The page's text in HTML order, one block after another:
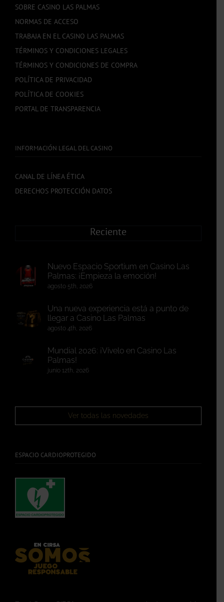
SOBRE CASINO LAS PALMAS
NORMAS DE ACCESO
TRABAJA EN EL CASINO LAS PALMAS
TÉRMINOS Y CONDICIONES LEGALES
TÉRMINOS Y CONDICIONES DE COMPRA
POLÍTICA DE PRIVACIDAD
POLÍTICA DE COOKIES
PORTAL DE TRANSPARENCIA
INFORMACIÓN LEGAL DEL CASINO
CANAL DE LÍNEA ÉTICA
DERECHOS PROTECCIÓN DATOS
Reciente
Nuevo Espacio Sportium en Casino Las
Palmas: ¡Empieza la emoción!
agosto 5th, 2026
Una nueva experiencia está a punto de
llegar a Casino Las Palmas
agosto 4th, 2026
Mundial 2026: ¡Vívelo en Casino Las
Palmas!
junio 12th, 2026
Ver todas las novedades
ESPACIO CARDIOPROTEGIDO